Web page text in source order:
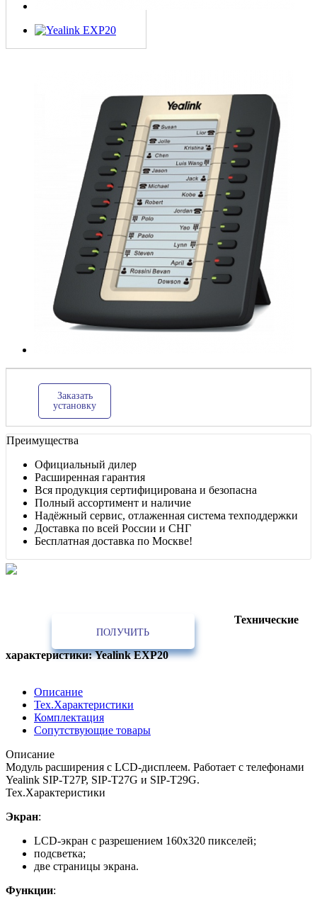
Заказать
установку
Преимущества
Официальный дилер
Расширенная гарантия
Вся продукция сертифицирована и безопасна
Полный ассортимент и наличие
Надёжный сервис, отлаженная система техподдержки
Доставка по всей России и СНГ
Бесплатная доставка по Москве!
ПОЛУЧИТЬ
Технические
характеристики: Yealink EXP20
Описание
Тех.Характеристики
Комплектация
Сопутствующие товары
Описание
Модуль расширения c LCD-дисплеем. Работает с телефонами
Yealink SIP-T27P, SIP-T27G и SIP-T29G.
Тех.Характеристики
Экран:
LCD-экран с разрешением 160x320 пикселей;
подсветка;
две страницы экрана.
Функции: